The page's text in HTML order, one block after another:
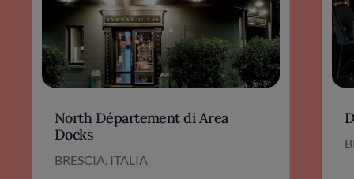
North Département di Area
Docks
BRESCIA, ITALIA